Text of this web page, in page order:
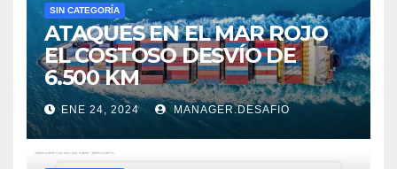
SIN CATEGORÍA
ATAQUES EN EL MAR ROJO
EL COSTOSO DESVÍO DE
6.500 KM
ENE 24, 2024 MANAGER.DESAFIO